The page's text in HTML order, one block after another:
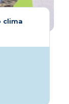
clima